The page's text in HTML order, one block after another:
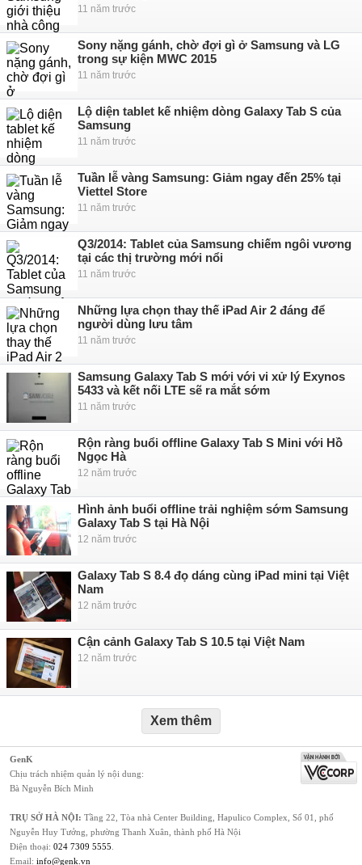
11 năm trước
Sony nặng gánh, chờ đợi gì ở Samsung và LG
trong sự kiện MWC 2015
11 năm trước
Lộ diện tablet kế nhiệm dòng Galaxy Tab S của
Samsung
11 năm trước
Tuần lễ vàng Samsung: Giảm ngay đến 25% tại
Viettel Store
11 năm trước
Q3/2014: Tablet của Samsung chiếm ngôi vương
tại các thị trường mới nổi
11 năm trước
Những lựa chọn thay thế iPad Air 2 đáng để
người dùng lưu tâm
11 năm trước
Samsung Galaxy Tab S mới với vi xử lý Exynos
5433 và kết nối LTE sẽ ra mắt sớm
11 năm trước
Rộn ràng buổi offline Galaxy Tab S Mini với Hồ
Ngọc Hà
12 năm trước
Hình ảnh buổi offline trải nghiệm sớm Samsung
Galaxy Tab S tại Hà Nội
12 năm trước
Galaxy Tab S 8.4 đọ dáng cùng iPad mini tại Việt
Nam
12 năm trước
Cận cảnh Galaxy Tab S 10.5 tại Việt Nam
12 năm trước
Xem thêm
GenK
Chịu trách nhiệm quản lý nội dung:
Bà Nguyễn Bích Minh
TRỤ SỞ HÀ NỘI: Tầng 22, Tòa nhà Center Building, Hapulico Complex, Số 01, phố
Nguyễn Huy Tưởng, phường Thanh Xuân, thành phố Hà Nội
Điện thoại: 024 7309 5555
Email: info@genk.vn